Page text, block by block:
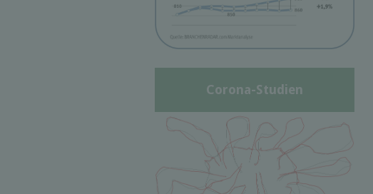
Corona-Studien